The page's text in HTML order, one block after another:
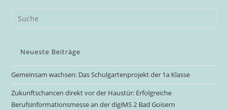
Neueste Beiträge
Gemeinsam wachsen: Das Schulgartenprojekt der 1a Klasse
Zukunftschancen direkt vor der Haustür: Erfolgreiche
Berufsinformationsmesse an der digiMS 2 Bad Goisern